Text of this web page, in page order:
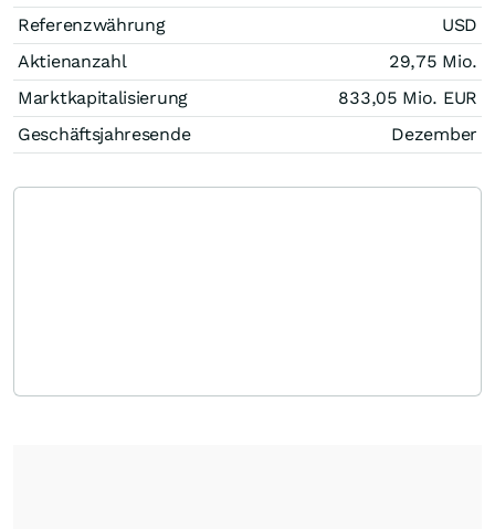
Referenzwährung
USD
Aktienanzahl
29,75 Mio.
Marktkapitalisierung
833,05 Mio. EUR
Geschäftsjahresende
Dezember